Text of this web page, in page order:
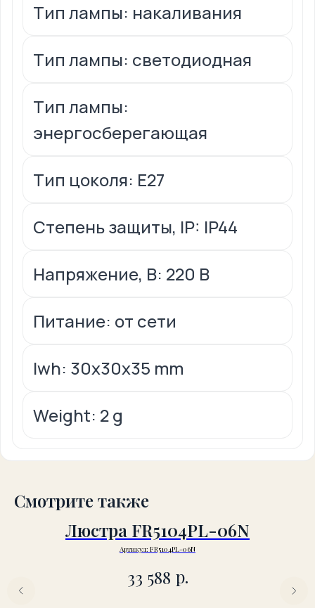
Тип лампы: накаливания
Тип лампы: светодиодная
Тип лампы:
энергосберегающая
Тип цоколя: Е27
Степень защиты, IP: IP44
Напряжение, В: 220 В
Питание: от сети
lwh: 30x30x35 mm
Weight: 2 g
Смотрите также
Люстра FR5104PL-06N
Артикул: FR5104PL-06N
33 588 р.